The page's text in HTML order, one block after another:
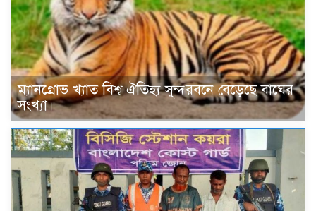
ম্যানগ্রোভ খ্যাত বিশ্ব ঐতিহ্য সুন্দরবনে বেড়েছে বাঘের
সংখ্যা।